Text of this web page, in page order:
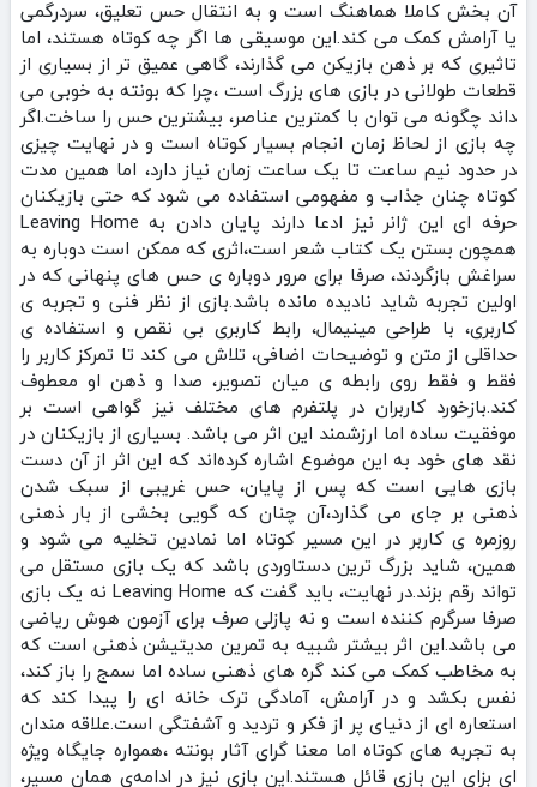
آن بخش کاملا هماهنگ است و به انتقال حس تعلیق، سردرگمی
یا آرامش کمک می‌ کند.این موسیقی‌ ها اگر چه کوتاه‌ هستند، اما
تاثیری که بر ذهن بازیکن می‌ گذارند، گاهی عمیق‌ تر از بسیاری از
قطعات طولانی در بازی‌ های بزرگ است ،چرا که بونته به‌ خوبی می‌
داند چگونه می‌ توان با کمترین عناصر، بیشترین حس را ساخت.اگر
چه بازی از لحاظ زمان انجام بسیار کوتاه است و در نهایت چیزی
در حدود نیم‌ ساعت تا یک ساعت زمان نیاز دارد، اما همین مدت
کوتاه چنان جذاب و مفهومی استفاده می‌ شود که حتی بازیکنان
حرفه‌ ای این ژانر نیز ادعا دارند پایان دادن به Leaving Home
همچون بستن یک کتاب شعر است،اثری که ممکن است دوباره به
سراغش بازگردند، صرفا‌ برای مرور دوباره‌ ی حس‌ های پنهانی که در
اولین تجربه شاید نادیده مانده باشد.بازی از نظر فنی و تجربه‌ ی
کاربری، با طراحی مینیمال، رابط کاربری بی‌ نقص و استفاده‌ ی
حداقلی از متن و توضیحات اضافی، تلاش می‌ کند تا تمرکز کاربر را
فقط و فقط روی رابطه‌ ی میان تصویر، صدا و ذهن او معطوف
کند.بازخورد کاربران در پلتفرم‌ های مختلف نیز گواهی است بر
موفقیت ساده اما ارزشمند این اثر می باشد. بسیاری از بازیکنان در
نقد های خود به این موضوع اشاره کرده‌اند که این اثر از آن دست
بازی‌ هایی است که پس از پایان، حس غریبی از سبک‌ شدن
ذهنی بر جای می‌ گذارد،آن چنان که گویی بخشی از بار ذهنی
روزمره‌ ی کاربر در این مسیر کوتاه اما نمادین تخلیه می‌ شود و
همین، شاید بزرگ‌ ترین دستاوردی باشد که یک بازی مستقل می‌
تواند رقم بزند.در نهایت، باید گفت که Leaving Home نه یک بازی
صرفا سرگرم‌ کننده است و نه پازلی صرف برای آزمون هوش ریاضی
می باشد.این اثر بیشتر شبیه به تمرین مدیتیشن ذهنی است که
به مخاطب کمک می‌ کند گره‌ های ذهنی ساده اما سمج را باز کند،
نفس بکشد و در آرامش، آمادگی ترک خانه‌ ای را پیدا کند که
استعاره‌ ای از دنیای پر از فکر و تردید و آشفتگی است.علاقه‌ مندان
به تجربه‌ های کوتاه اما معنا گرای آثار بونته ،همواره جایگاه ویژه‌
ای بزای این بازی قائل هستند.این بازی نیز در ادامه‌ی همان مسیر،